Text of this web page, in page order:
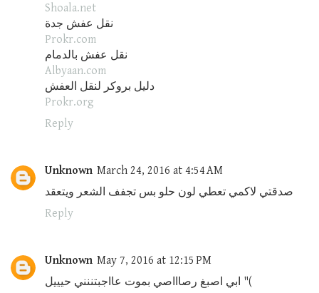
Shoala.net
نقل عفش جدة
Prokr.com
نقل عفش بالدمام
Albyaan.com
دليل بروكر لنقل العفش
Prokr.org
Reply
Unknown March 24, 2016 at 4:54 AM
صدقتي لاكمي تعطي لون حلو بس تجفف الشعر ويتعقد
Reply
Unknown May 7, 2016 at 12:15 PM
ابي اصبغ رصاااصي بموت عااجبتننني حيييل "(